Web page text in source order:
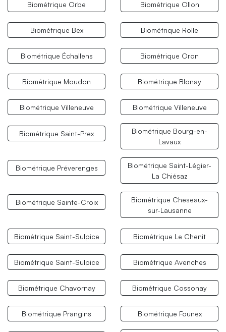
Biométrique Orbe Biométrique Ollon
Biométrique Bex Biométrique Rolle
Biométrique Échallens Biométrique Oron
Biométrique Moudon Biométrique Blonay
Biométrique Villeneuve Biométrique Villeneuve
Biométrique Saint-Prex
Biométrique Bourg-en-
Lavaux
Biométrique Préverenges
Biométrique Saint-Légier-
La Chiésaz
Biométrique Sainte-Croix
Biométrique Cheseaux-
sur-Lausanne
Biométrique Saint-Sulpice Biométrique Le Chenit
Biométrique Saint-Sulpice Biométrique Avenches
Biométrique Chavornay Biométrique Cossonay
Biométrique Prangins Biométrique Founex